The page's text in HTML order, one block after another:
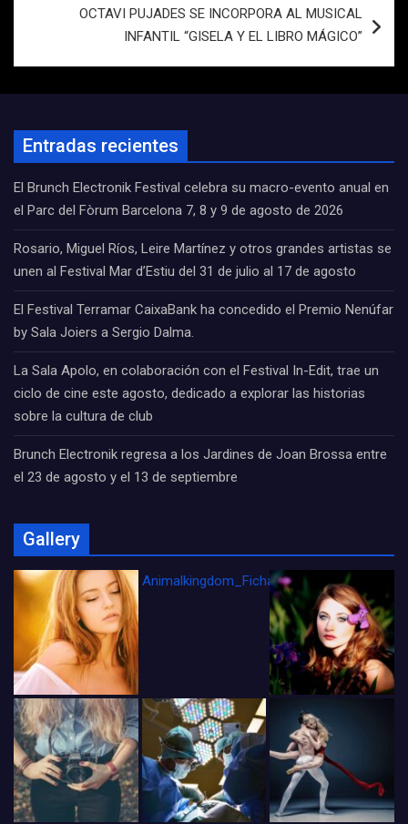
OCTAVI PUJADES SE INCORPORA AL MUSICAL
INFANTIL “GISELA Y EL LIBRO MÁGICO”
Entradas recientes
El Brunch Electronik Festival celebra su macro-evento anual en
el Parc del Fòrum Barcelona 7, 8 y 9 de agosto de 2026
Rosario, Miguel Ríos, Leire Martínez y otros grandes artistas se
unen al Festival Mar d’Estiu del 31 de julio al 17 de agosto
El Festival Terramar CaixaBank ha concedido el Premio Nenúfar
by Sala Joiers a Sergio Dalma.
La Sala Apolo, en colaboración con el Festival In-Edit, trae un
ciclo de cine este agosto, dedicado a explorar las historias
sobre la cultura de club
Brunch Electronik regresa a los Jardines de Joan Brossa entre
el 23 de agosto y el 13 de septiembre
Gallery
Animalkingdom_FichaCine